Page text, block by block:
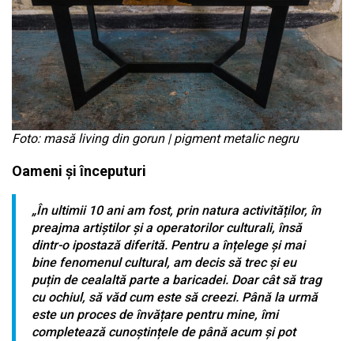
Foto: masă living din gorun | pigment metalic negru
Oameni și începuturi
„În ultimii 10 ani am fost, prin natura activităților, în
preajma artiștilor și a operatorilor culturali, însă
dintr-o ipostază diferită. Pentru a înțelege și mai
bine fenomenul cultural, am decis să trec și eu
puțin de cealaltă parte a baricadei. Doar cât să trag
cu ochiul, să văd cum este să creezi. Până la urmă
este un proces de învățare pentru mine, îmi
completează cunoștințele de până acum și pot